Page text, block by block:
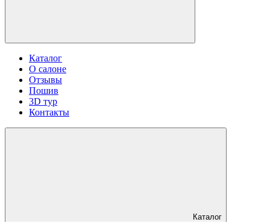
Каталог
О салоне
Отзывы
Пошив
3D тур
Контакты
Каталог